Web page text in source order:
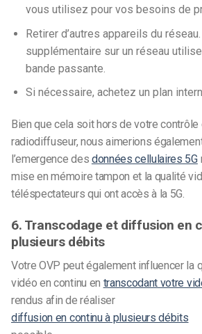
vous utilisez pour vos besoins de
Retirer d’autres appareils du
supplémentaire sur un réseau
bande passante.
Si nécessaire, achetez un plan
Bien que cela soit hors de votre contrôle
radiodiffuseur, nous aimerions
l’emergence des données cellulaires 5G
mise en mémoire tampon et la qualité
téléspectateurs qui ont accès à la 5G.
6. Transcodage et diffusion en
plusieurs débits
Votre OVP peut également influencer la
vidéo en continu en transcodant votre
rendus afin de réaliser
diffusion en continu à plusieurs débits